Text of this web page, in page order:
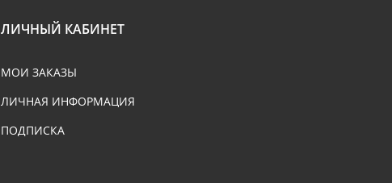
ЛИЧНЫЙ КАБИНЕТ
МОИ ЗАКАЗЫ
ЛИЧНАЯ ИНФОРМАЦИЯ
ПОДПИСКА